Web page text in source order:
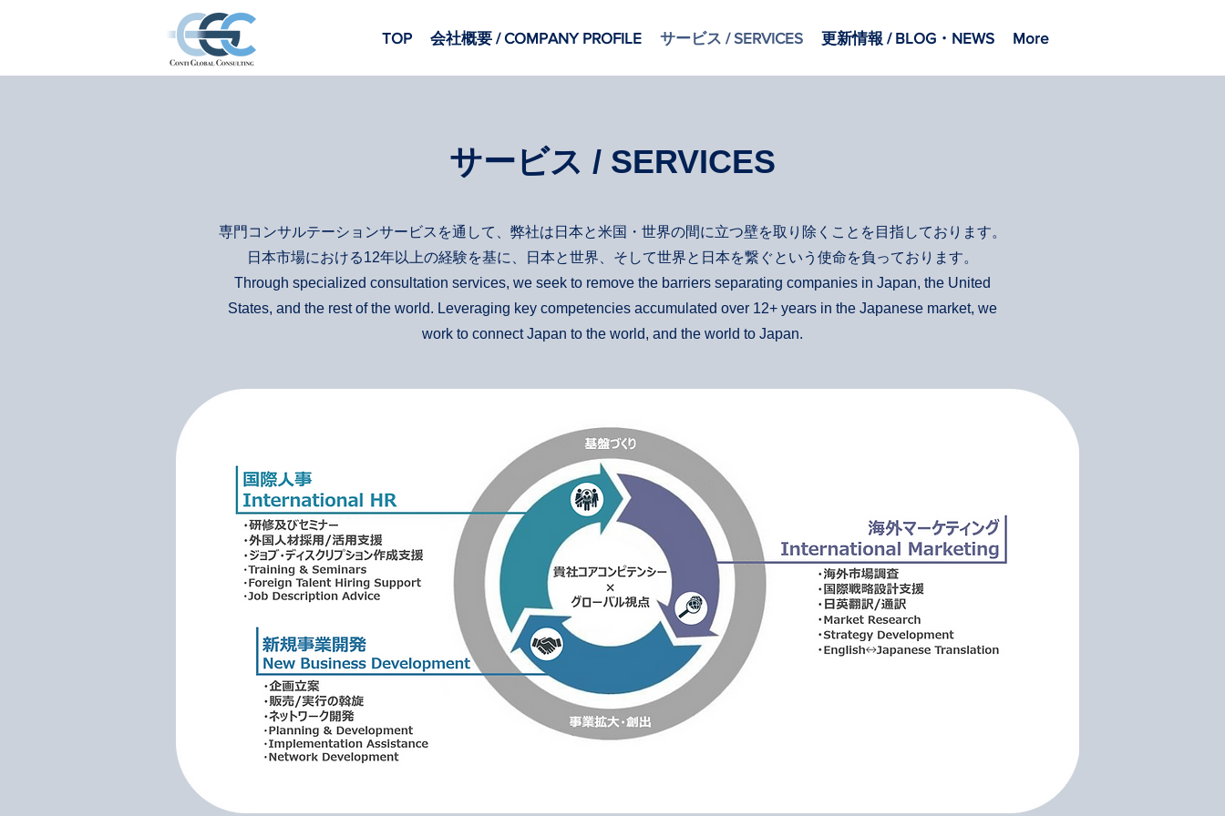
TOP 会社概要 / COMPANY PROFILE サービス / SERVICES 更新情報 / BLOG・NEWS More
サービス / SERVICES
専門コンサルテーションサービスを通して、弊社は日本と米国・世界の間に立つ壁を取り除くことを目指しております。
日本市場における12年以上の経験を基に、日本と世界、そして世界と日本を繋ぐという使命を負っております。
Through specialized consultation services, we seek to remove the barriers separating companies in Japan, the United
States, and the rest of the world. Leveraging key competencies accumulated over 12+ years in the Japanese market, we
work to connect Japan to the world, and the world to Japan.